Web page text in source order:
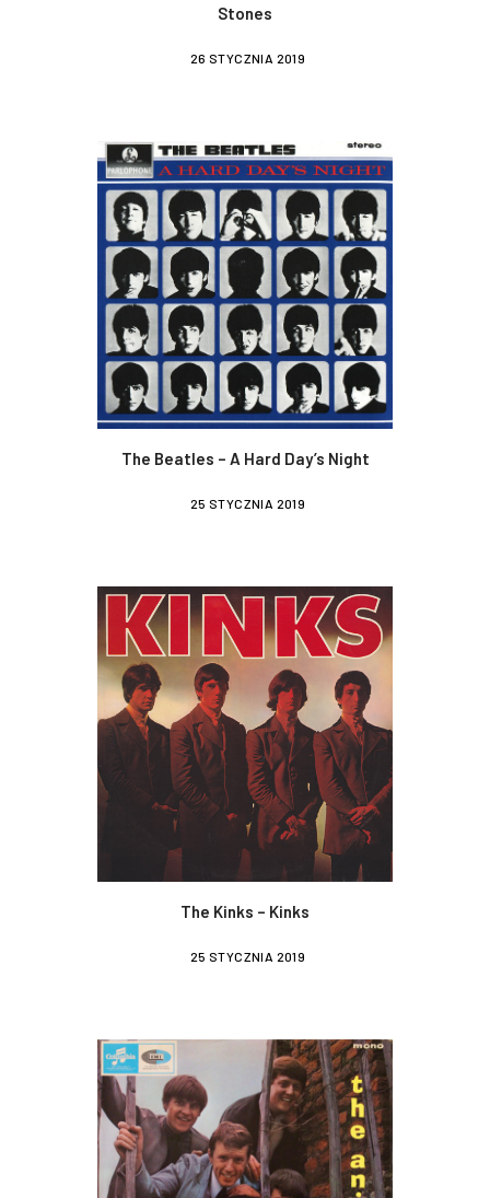
Stones
26 STYCZNIA 2019
The Beatles – A Hard Day’s Night
25 STYCZNIA 2019
The Kinks – Kinks
25 STYCZNIA 2019